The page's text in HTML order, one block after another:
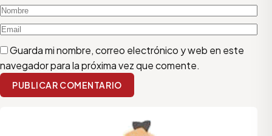
Guarda mi nombre, correo electrónico y web en este
navegador para la próxima vez que comente.
PUBLICAR COMENTARIO